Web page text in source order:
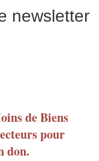
newsletter
de Biens
pour
don.